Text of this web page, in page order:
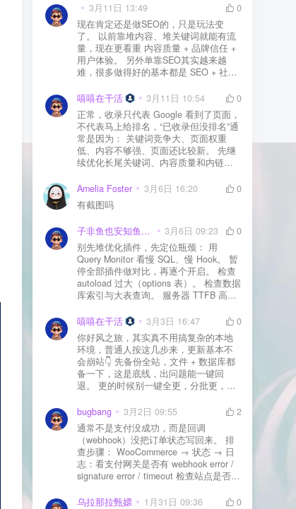
3月11日 13:49
0
现在肯定还是做SEO的，只是玩法变
了。 以前靠堆内容、堆关键词就能有流
量，现在更看重 内容质量 + 品牌信任 +
用户体验。 另外单靠SEO其实越来越
难，很多做得好的基本都是 SEO + 社媒
质还是一个长期获客渠道，但不能再当
成唯一渠道了。
嘻嘻在干活 3月11日 10:54
0
正常，收录只代表 Google 看到了页面，
不代表马上给排名，“已收录但没排名”通
常是因为： 关键词竞争大、页面权重
低、内容不够强、页面还比较新。 先继
续优化长尾关键词、内容质量和内链，
Amelia Foster
3月6日 16:20
0
有截图吗
子非鱼也安知鱼之乐 3月6日 09:23
0
别先堆优化插件，先定位瓶颈： 用
Query Monitor 看慢 SQL、慢 Hook。 暂
停全部插件做对比，再逐个开启。 检查
autoload 过大（options 表）。 检查数据
库索引与大表查询。 服务器 TTFB 高就
嘻嘻在干活
3月3日 16:47
0
你好风之旅，其实真不用搞复杂的本地
环境，普通人按这几步来，更新基本不
会崩站👇 先备份全站，文件 + 数据库都
备一下，这是底线，出问题能一键回
退。 更的时候别一键全更，分批更，先
立刻清缓存，去前台检查首页、文章
页、按钮、表单这些关键位置。 最好再
装个支持版本回滚的插件，万一崩了，
一秒切回旧版。 总结来说：先备份、分
批更、更完查、留退路，稳得很✅😎希望
能帮到你
bugbang 3月2日 09:55
2
通常不是支付没成功，而是回调
（webhook）没把订单状态写回来。 排
查步骤： WooCommerce → 状态 → 日
志：看支付网关是否有 webhook error /
signature error / timeout 检查站点是否被
全插件） 检查是否启用了“缓存结账页/接
乌拉那拉甄嬛 1月31日 09:36
0